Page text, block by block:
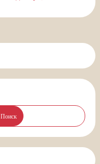
Поиск